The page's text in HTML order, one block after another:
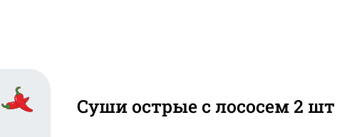
Суши острые с лососем 2 шт